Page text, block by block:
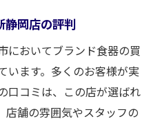
静岡店の評判
においてブランド食器の買
います。多くのお客様が実
口コミは、この店が選ばれ
店舗の雰囲気やスタッフの